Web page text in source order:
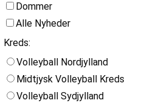
Dommer
Alle Nyheder
Kreds:
Volleyball Nordjylland
Midtjysk Volleyball Kreds
Volleyball Sydjylland